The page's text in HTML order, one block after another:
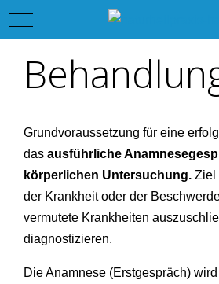
Mobile Menu Toggle
Grundvoraussetzung für eine
das ausführliche
körperlichen Untersuchung. Ziel
der Krankheit oder der
vermutete Krankheiten
diagnostizieren.
Die Anamnese (Erstgespräch)